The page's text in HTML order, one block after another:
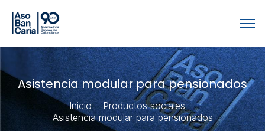
Asistencia modular para pensionados
Inicio
Productos sociales
Asistencia modular para pensionados